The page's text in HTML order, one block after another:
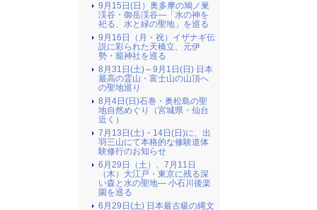
9月15日(日）奥多摩の鳩ノ巣
渓谷・御岳渓谷―「水の神を
祀る、水と緑の聖地」を巡る
9月16日（月・祝）イザナギ伝
説に彩られた天橋立、元伊
勢・籠神社を巡る
8月31日(土)～9月1日(日) 日本
最高の霊山・富士山の山頂へ
の聖地巡り
8月4日(日)石巻・奥松島の聖
地自然めぐり（宮城県・仙台
近く）
7月13日(土)・14日(日)に、出
羽三山にて本格的な修験道体
験修行のお知らせ
6月29日（土）、7月11日
（木）大江戸・東京に残る深
い森と水の聖地― 小石川後楽
園を巡る
6月29日(土) 日本最古級の縄文